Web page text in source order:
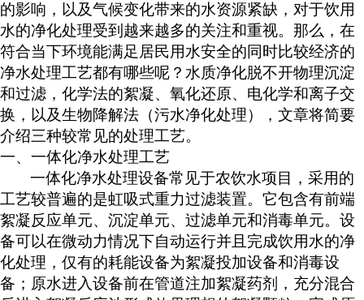
的影响，以及气候变化带来的水资源紧缺，对于饮用
水的净化处理受到越来越多的关注和重视。那么，在
符合当下环境能满足居民用水安全的同时比较经济的
净水处理工艺都有哪些呢？水质净化脱不开物理沉淀
和过滤，化学法的絮凝、氧化还原、电化学和离子交
换，以及生物降解法（污水净化处理），文章将简要
介绍三种较常见的处理工艺。
一、 一体化净水处理工艺
一体化净水处理设备常见于农饮水项目，采用的
工艺较普遍的是虹吸式重力过滤装置。它包含有前端
絮凝反应单元、沉淀单元、过滤单元和消毒单元。设
备可以在微动力情况下自动运行并且完成饮用水的净
化处理，仅有的耗能设备为絮凝投加设备和消毒设
备；原水进入设备前在管道注加絮凝药剂，充分混合